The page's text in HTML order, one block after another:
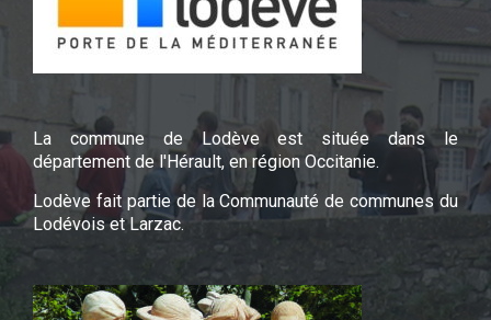
La commune de Lodève est située dans le
département de l'Hérault, en région Occitanie.
Lodève fait partie de la Communauté de communes du
Lodévois et Larzac.